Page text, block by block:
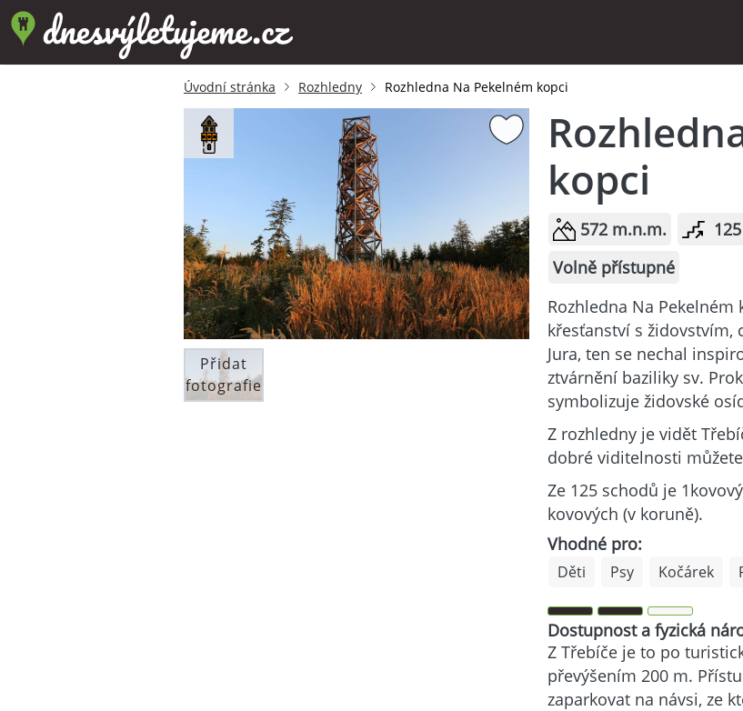
Úvodní stránka Rozhledny Rozhledna Na Pekelném kopci
Přidat
fotografie
kopci
572 m.n.m.
Volně přístupné
Rozhledna Na
křesťanství s židovstvím,
Jura, ten se nechal
ztvárnění baziliky sv.
symbolizuje židovské
Z rozhledny je vidět
dobré viditelnosti
Ze 125 schodů je
kovových (v koruně).
Vhodné pro:
Děti Psy Kočárek
Dostupnost a fyzická
Z Třebíče je to po
převýšením 200 m.
zaparkovat na návsi, ze